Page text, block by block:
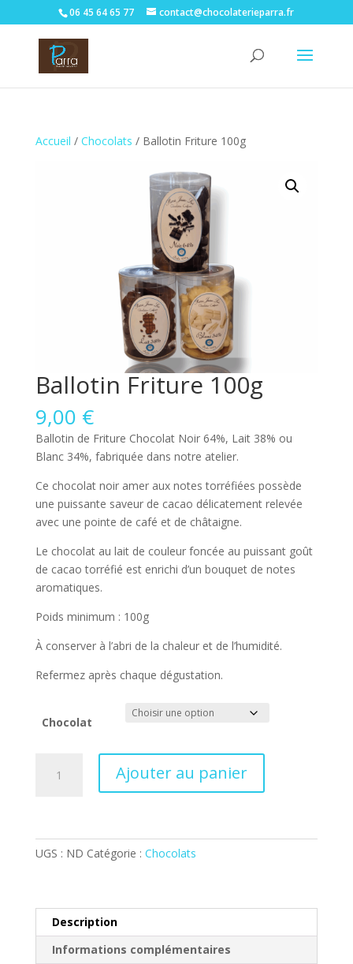
06 45 64 65 77 contact@chocolaterieparra.fr
Accueil / Chocolats / Ballotin Friture 100g
Ballotin Friture 100g
9,00 €
Ballotin de Friture Chocolat Noir 64%, Lait 38% ou
Blanc 34%, fabriquée dans notre atelier.
Ce chocolat noir amer aux notes torréfiées possède
une puissante saveur de cacao délicatement relevée
avec une pointe de café et de châtaigne.
Le chocolat au lait de couleur foncée au puissant goût
de cacao torréfié est enrichi d’un bouquet de notes
aromatiques.
Poids minimum : 100g
À conserver à l’abri de la chaleur et de l’humidité.
Refermez après chaque dégustation.
Chocolat
Ajouter au panier
UGS : ND Catégorie : Chocolats
Description
Informations complémentaires